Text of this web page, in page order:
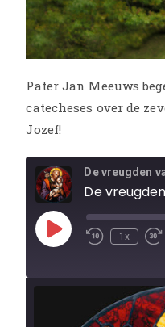
Pater Jan Meeuws
catecheses over de
Jozef!
De vreugden
De
1x